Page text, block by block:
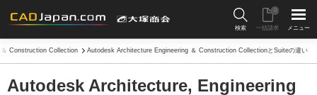
検索 一括請求
0
メニュー
Construction Collection Autodesk Architecture Engineering ＆ Construction CollectionとSuiteの違い
Autodesk Architecture, Engineering